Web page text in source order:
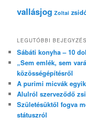
vallásjog Zoltai
LEGUTÓBBI
Sábáti konyha – 10
„Sem emlék, sem
közösségépítésről
A purimi micvák
Alulról szerveződő
Születésüktől fogva
státuszról